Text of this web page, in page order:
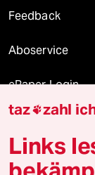
Feedback
Aboservice
ePaper Login
Downloads für
taz zahl
Links